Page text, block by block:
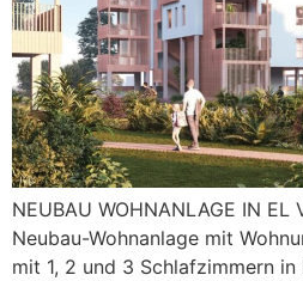
NEUBAU WOHNANLAGE IN EL
Neubau-Wohnanlage mit
mit 1, 2 und 3 Schlafzimmern in